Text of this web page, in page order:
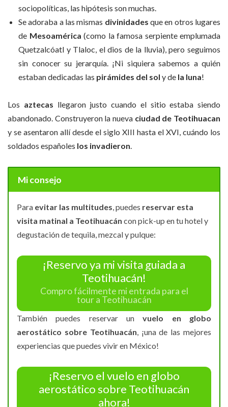
sociopolíticas, las hipótesis son muchas.
Se adoraba a las mismas divinidades que en otros lugares
de Mesoamérica (como la famosa serpiente emplumada
Quetzalcóatl y Tlaloc, el dios de la lluvia), pero seguimos
sin conocer su jerarquía. ¡Ni siquiera sabemos a quién
estaban dedicadas las pirámides del sol y de la luna!
Los aztecas llegaron justo cuando el sitio estaba siendo
abandonado. Construyeron la nueva ciudad de Teotihuacan
y se asentaron allí desde el siglo XIII hasta el XVI, cuándo los
soldados españoles los invadieron.
Mi consejo
Para evitar las multitudes, puedes reservar esta
visita matinal a Teotihuacán con pick-up en tu hotel y
degustación de tequila, mezcal y pulque:
¡Reservo ya mi visita guiada a
Teotihuacán!
Compro fácilmente mi entrada para el
tour a Teotihuacán
También puedes reservar unvuelo en globo
aerostático sobre Teotihuacán, ¡una de las mejores
experiencias que puedes vivir en México!
¡Reservo el vuelo en globo
aerostático sobre Teotihuacán
ahora!